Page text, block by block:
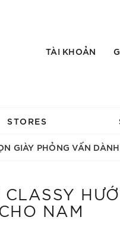
TÀI KHOẢN
STORES
GIÀY PHỎNG VẤN
NAM